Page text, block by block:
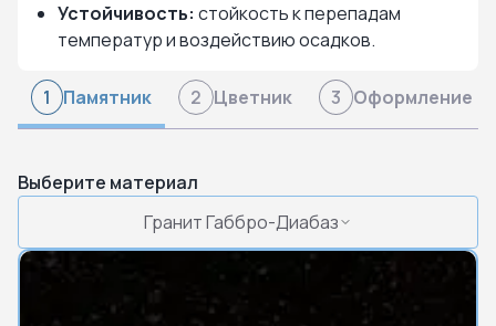
Устойчивость: стойкость к перепадам
температур и воздействию осадков.
1 Памятник 2 Цветник 3 Оформление
Выберите материал
Гранит Габбро-Диабаз